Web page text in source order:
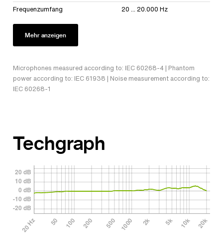
Frequenzumfang
20 ... 20.000 Hz
Mehr anzeigen
Microphones measured according to: IEC 60268-4 | Phantom
power according to: IEC 61938 | Noise measurement according to:
IEC 60268-1
Techgraph